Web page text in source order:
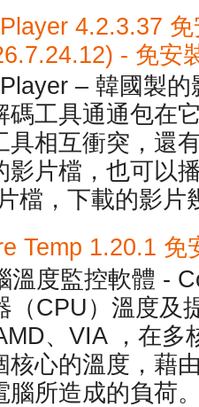
4.2.3.37
- 免安
– 韓國製
碼工具通通包在
具相互衝突，還
影片檔，也可以
檔，下載的影片
Temp 1.20.1 免
溫度監控軟體 -
（CPU）溫度及
、VIA ，在多
核心的溫度，藉
腦所造成的負荷